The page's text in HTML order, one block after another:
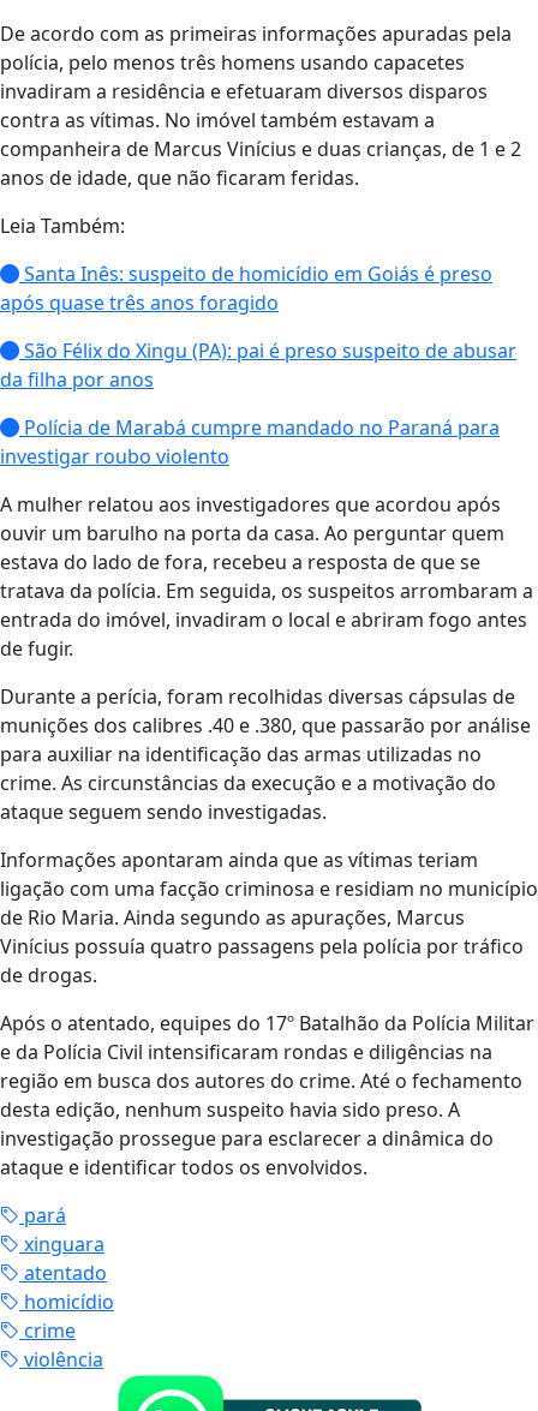
De acordo com as primeiras informações apuradas pela
polícia, pelo menos três homens usando capacetes
invadiram a residência e efetuaram diversos disparos
contra as vítimas. No imóvel também estavam a
companheira de Marcus Vinícius e duas crianças, de 1 e 2
anos de idade, que não ficaram feridas.
Leia Também:
Santa Inês: suspeito de homicídio em Goiás é preso
após quase três anos foragido
São Félix do Xingu (PA): pai é preso suspeito de abusar
da filha por anos
Polícia de Marabá cumpre mandado no Paraná para
investigar roubo violento
A mulher relatou aos investigadores que acordou após
ouvir um barulho na porta da casa. Ao perguntar quem
estava do lado de fora, recebeu a resposta de que se
tratava da polícia. Em seguida, os suspeitos arrombaram a
entrada do imóvel, invadiram o local e abriram fogo antes
de fugir.
Durante a perícia, foram recolhidas diversas cápsulas de
munições dos calibres .40 e .380, que passarão por análise
para auxiliar na identificação das armas utilizadas no
crime. As circunstâncias da execução e a motivação do
ataque seguem sendo investigadas.
Informações apontaram ainda que as vítimas teriam
ligação com uma facção criminosa e residiam no município
de Rio Maria. Ainda segundo as apurações, Marcus
Vinícius possuía quatro passagens pela polícia por tráfico
de drogas.
Após o atentado, equipes do 17º Batalhão da Polícia Militar
e da Polícia Civil intensificaram rondas e diligências na
região em busca dos autores do crime. Até o fechamento
desta edição, nenhum suspeito havia sido preso. A
investigação prossegue para esclarecer a dinâmica do
ataque e identificar todos os envolvidos.
pará
xinguara
atentado
homicídio
crime
violência